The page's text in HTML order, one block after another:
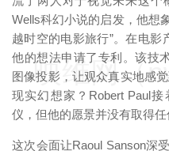
Wells科幻小说的启发，他想
越时空的电影旅行”。在电影
他的想法申请了专利。该技
图像投影，让观众真实地感
现实幻想家？Robert Paul
仪，但他的愿景并没有取得任
这次会面让Raoul Sanson深
映维网（